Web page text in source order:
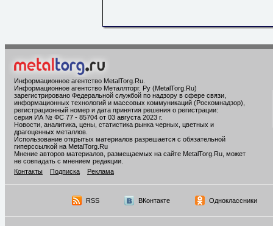
Информационное агентство MetalTorg.Ru
Информационное агентство Металлторг. Ру (MetalTorg.Ru)
зарегистрировано Федеральной службой по надзору в сфере связи,
информационных технологий и массовых коммуникаций (Роскомнадзор),
регистрационный номер и дата принятия решения о регистрации:
серия ИА № ФС 77 - 85704 от 03 августа 2023 г.
Новости, аналитика, цены, статистика рынка черных, цветных и
драгоценных металлов.
Использование открытых материалов разрешается с обязательной
гиперссылкой на MetalTorg.Ru
Мнение авторов материалов, размещаемых на сайте MetalTorg.Ru, может
не совпадать с мнением редакции.
Контакты
Подписка Реклама
RSS ВКонтакте Одноклассники